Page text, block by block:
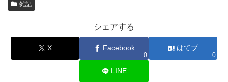
雑記
シェアする
X Facebook
0
はてブ
0
LINE